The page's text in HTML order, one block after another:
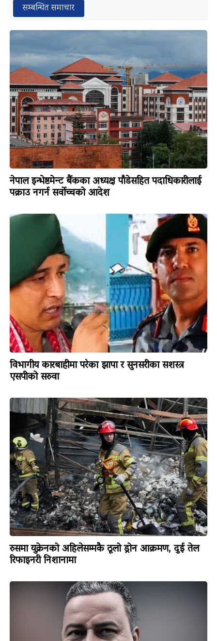
सम्बन्धित समाचार
नेपाल इन्भेष्टमेन्ट बैंकका अध्यक्ष पाँडेसहित पदाधिकारीलाई
पक्राउ नगर्न सर्वोच्चको आदेश
विभागीय कारबाहीमा परेका झापा र सुनसरीका सशस्त्र
एसपीको सरुवा
रुसमा युक्रेनको अहिलेसम्मकै ठूलो ड्रोन आक्रमण, दुई तेल
रिफाइनरी निशानामा